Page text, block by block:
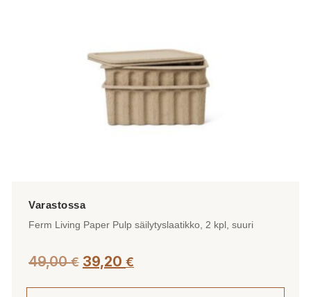
Ferm Living Paper Pulp säilytyslaatikko, 2 kpl, suuri
49,00€ 39,20 €